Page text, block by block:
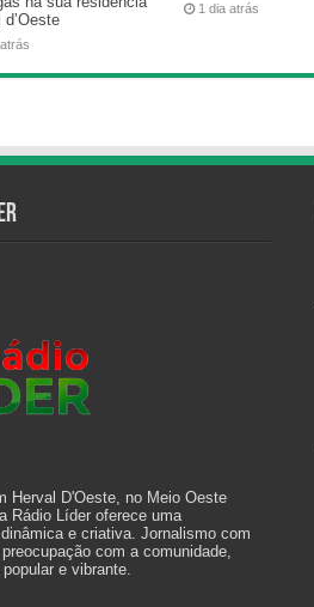
1 dia atrás
Herval D'Oeste, no Meio Oeste
Rádio Líder oferece uma
e criativa. Jornalismo com
com a comunidade,
e vibrante.